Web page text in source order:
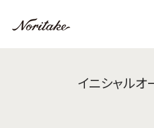
イニシャルオ